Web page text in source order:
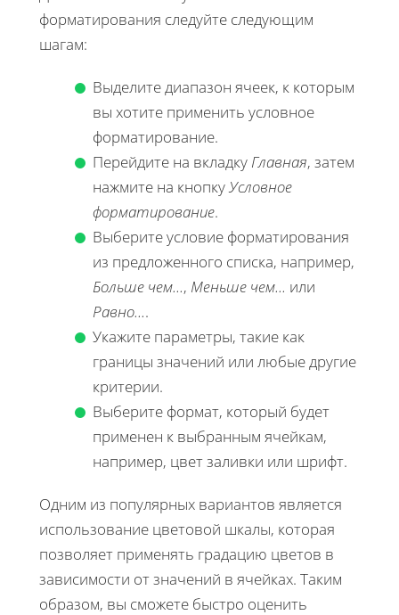
форматирования следуйте следующим
шагам:
Выделите диапазон ячеек, к которым
вы хотите применить условное
форматирование.
Перейдите на вкладку Главная, затем
нажмите на кнопкуУсловное
форматирование.
Выберите условие форматирования
из предложенного списка, например,
Больше чем..., Меньше чем... или
Равно....
Укажите параметры, такие как
границы значений или любые другие
критерии.
Выберите формат, который будет
применен к выбранным ячейкам,
например, цвет заливки или шрифт.
Одним из популярных вариантов является
использование цветовой шкалы, которая
позволяет применять градацию цветов в
зависимости от значений в ячейках. Таким
образом, вы сможете быстро оценить